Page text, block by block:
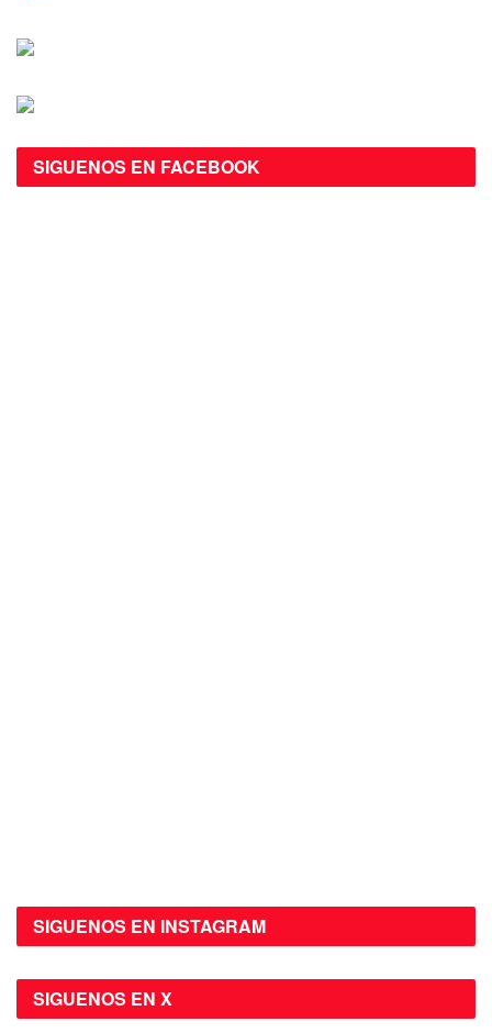
SIGUENOS EN FACEBOOK
SIGUENOS EN INSTAGRAM
SIGUENOS EN X